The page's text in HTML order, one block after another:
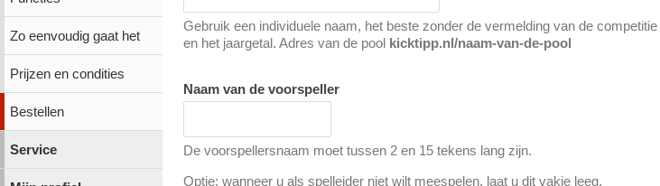
Zo eenvoudig gaat het
Prijzen en condities
Bestellen
Service
Gebruik een individuele naam, het beste zonder de vermelding van de competitie
en het jaargetal. Adres van de pool
kicktipp.nl/naam-van-de-pool
Naam van de voorspeller
De voorspellersnaam moet tussen 2 en 15 tekens lang zijn.
Optie: wanneer u als spelleider niet wilt meespelen, laat u dit vakje leeg.